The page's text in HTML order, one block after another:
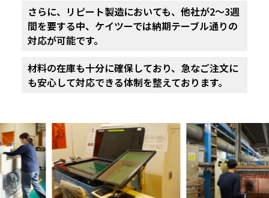
さらに、リピート製造においても、他社が2〜3週
間を要する中、 ケイツーでは納期テーブル通りの
対応が可能です。
材料の在庫も十分に確保しており、 急なご注文に
も安心して対応できる体制を整えております。